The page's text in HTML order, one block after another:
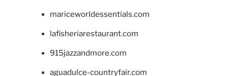
mariceworldessentials.com
lafisheriarestaurant.com
915jazzandmore.com
aguadulce-countryfair.com